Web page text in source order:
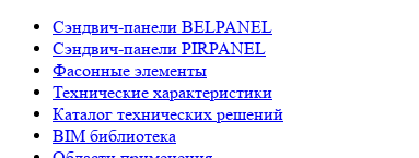
Сэндвич-панели BELPANEL
Сэндвич-панели PIRPANEL
Фасонные элементы
Технические характеристики
Каталог технических решений
BIM библиотека